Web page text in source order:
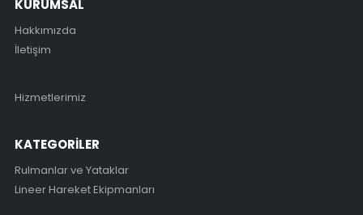
KURUMSAL
Hakkımızda
İletişim
Hizmetlerimiz
KATEGORİLER
Rulmanlar ve Yataklar
Lineer Hareket Ekipmanları